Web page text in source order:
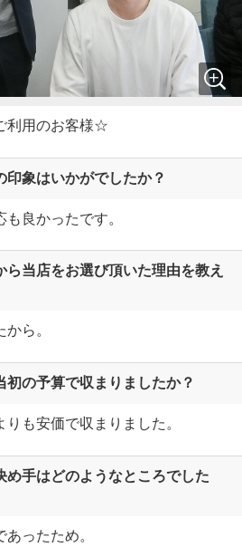
利用のお客様☆
印象はいかがでしたか？
良かったです。
当店をお選び頂いた理由を教え
ら。
の予算で収まりましたか？
も安価で収まりました。
め手はどのようなところでした
ったため。